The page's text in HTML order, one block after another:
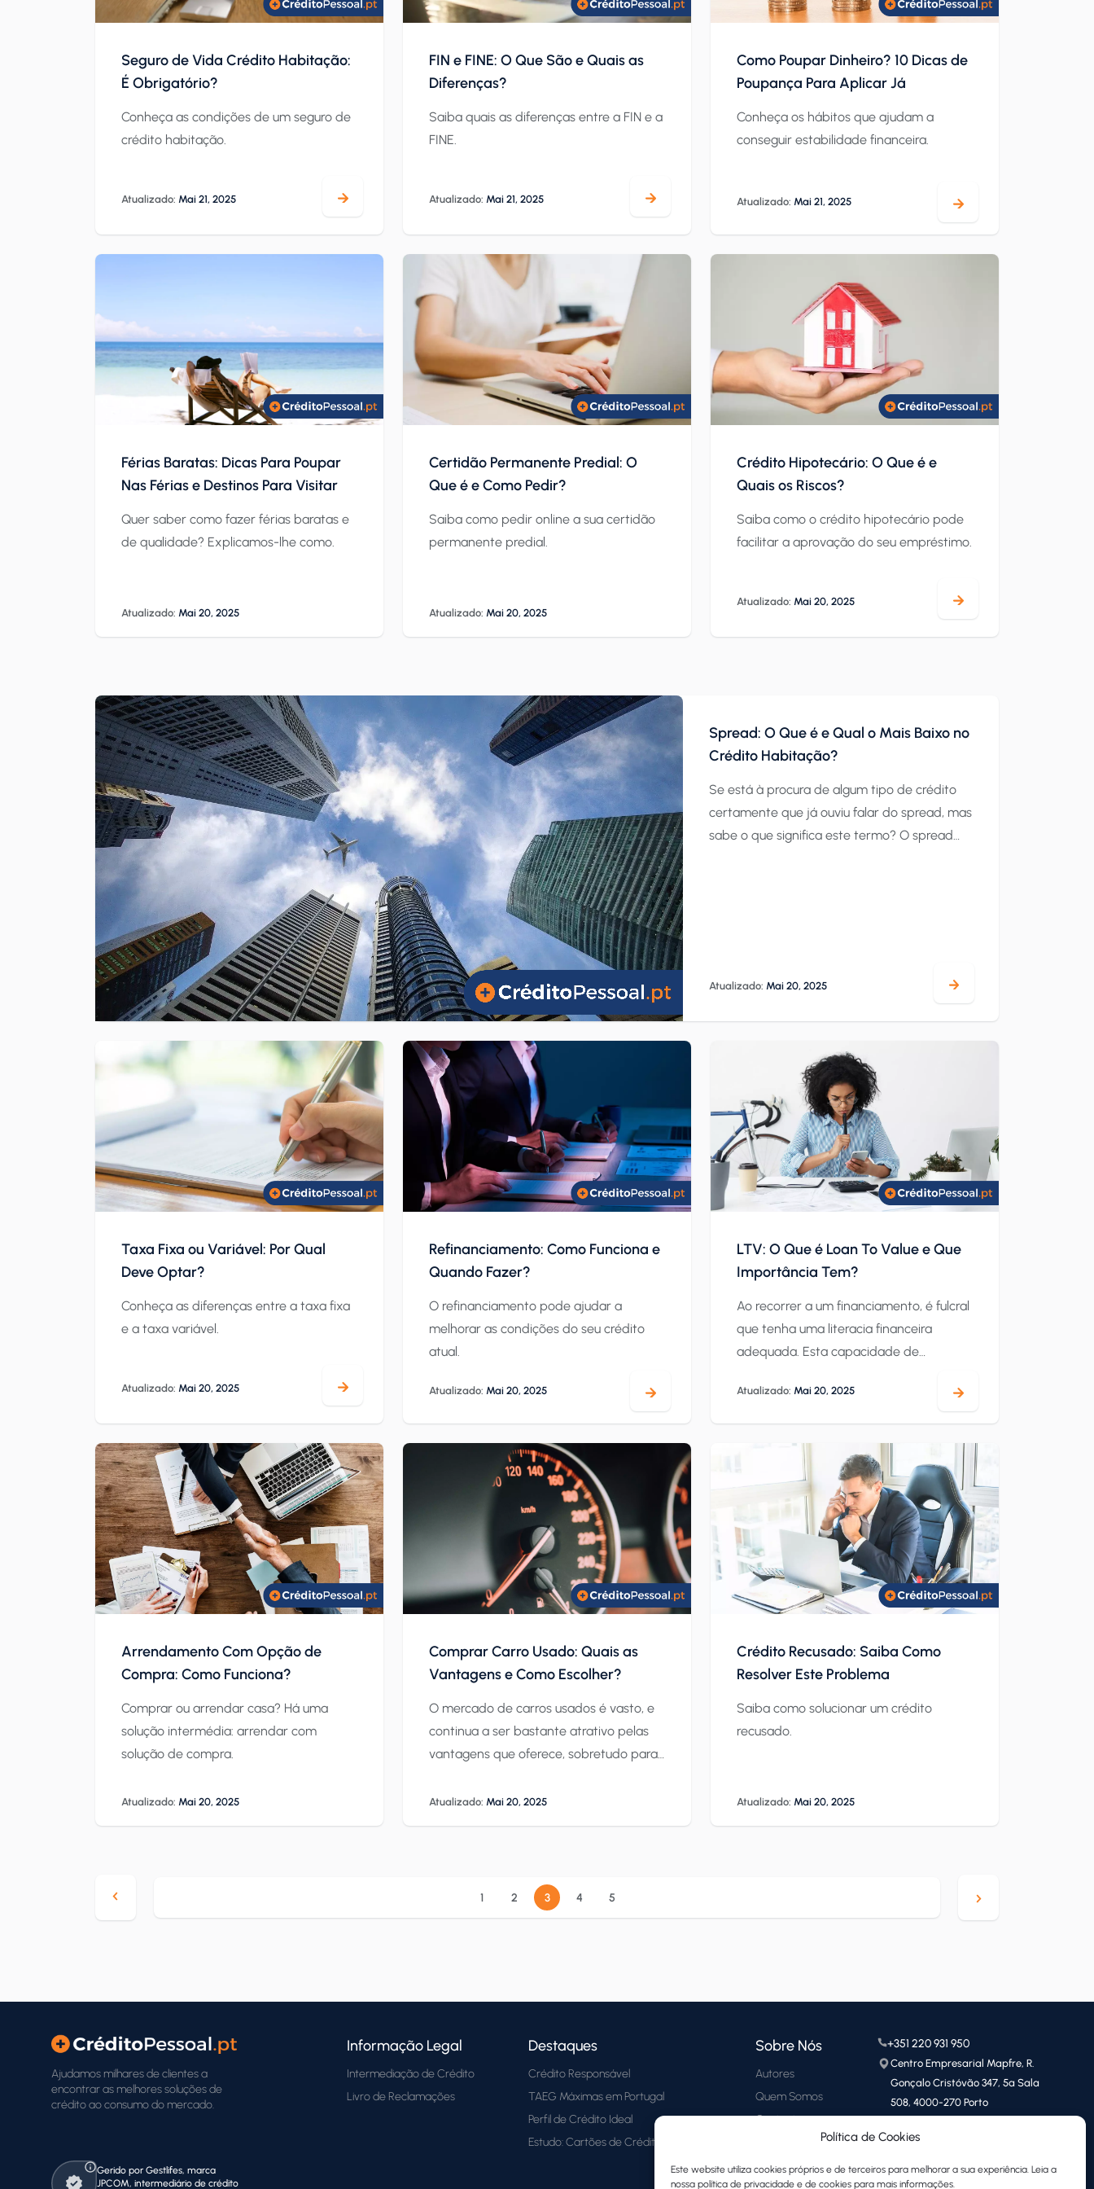
Política de Cookies
Este website utiliza cookies próprios e de terceiros para melhorar a sua experiência. Leia a
nossa política de privacidade e de cookies para mais informações.
Seguro de Vida Crédito Habitação:
É Obrigatório?
Conheça as condições de um seguro de
crédito habitação.
Atualizado: Mai 21, 2025
FIN e FINE: O Que São e Quais as
Diferenças?
Saiba quais as diferenças entre a FIN e a
FINE.
Atualizado: Mai 21, 2025
Como Poupar Dinheiro? 10 Dicas de
Poupança Para Aplicar Já
Conheça os hábitos que ajudam a
conseguir estabilidade financeira.
Atualizado: Mai 21, 2025
Férias Baratas: Dicas Para Poupar
Nas Férias e Destinos Para Visitar
Quer saber como fazer férias baratas e
de qualidade? Explicamos-lhe como.
Atualizado: Mai 20, 2025
Certidão Permanente Predial: O
Que é e Como Pedir?
Saiba como pedir online a sua certidão
permanente predial.
Atualizado: Mai 20, 2025
Crédito Hipotecário: O Que é e
Quais os Riscos?
Saiba como o crédito hipotecário pode
facilitar a aprovação do seu empréstimo.
Atualizado: Mai 20, 2025
Spread: O Que é e Qual o Mais Baixo no
Crédito Habitação?
Se está à procura de algum tipo de crédito
certamente que já ouviu falar do spread, mas
sabe o que significa este termo? O spread
Atualizado: Mai 20, 2025
Taxa Fixa ou Variável: Por Qual
Deve Optar?
Conheça as diferenças entre a taxa fixa
e a taxa variável.
Atualizado: Mai 20, 2025
Refinanciamento: Como Funciona e
Quando Fazer?
O refinanciamento pode ajudar a
melhorar as condições do seu crédito
atual.
Atualizado: Mai 20, 2025
LTV: O Que é Loan To Value e Que
Importância Tem?
Ao recorrer a um financiamento, é fulcral
que tenha uma literacia financeira
adequada. Esta capacidade de
lhe tomar decisões mais informadas e
responsáveis. Em particular, quando
falamos de crédito para bens de valor
mais avultado, quanto mais conhecedor
do jargão financeiro, maiores as
probabilidades de conseguir um
empréstimo que lhe ofereça as […]
Atualizado: Mai 20, 2025
Arrendamento Com Opção de
Compra: Como Funciona?
Comprar ou arrendar casa? Há uma
solução intermédia: arrendar com
solução de compra.
Atualizado: Mai 20, 2025
Comprar Carro Usado: Quais as
Vantagens e Como Escolher?
O mercado de carros usados é vasto, e
continua a ser bastante atrativo pelas
vantagens que oferece, sobretudo para
recorrem a empréstimos para facilitar a
compra. É que já existem créditos
que receba melhores condições de
Atualizado: Mai 20, 2025
Crédito Recusado: Saiba Como
Resolver Este Problema
Saiba como solucionar um crédito
recusado.
Atualizado: Mai 20, 2025
1 2 3 4 5
Ajudamos milhares de clientes a
encontrar as melhores soluções de
crédito ao consumo do mercado.
Informação Legal
Intermediação de Crédito
Livro de Reclamações
Destaques
Crédito Responsável
TAEG Máximas em Portugal
Perfil de Crédito Ideal
Estudo: Cartões de Crédito em PT
Sobre Nós
Autores
Quem Somos
Contactos
+351 220 931 950
Centro Empresarial Mapfre, R.
Gonçalo Cristóvão 347, 5ª Sala
508, 4000-270 Porto
Gerido por Gestlifes, marca
JPCOM, intermediário de crédito